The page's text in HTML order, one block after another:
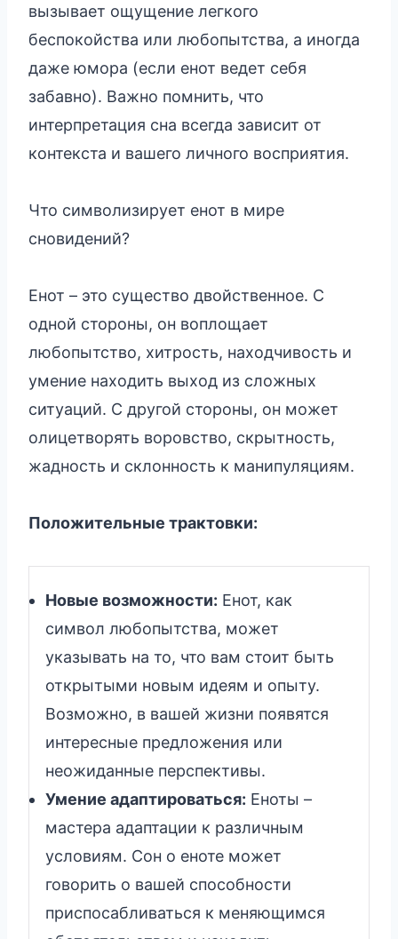
вызывает ощущение легкого
беспокойства или любопытства, а иногда
даже юмора (если енот ведет себя
забавно). Важно помнить, что
интерпретация сна всегда зависит от
контекста и вашего личного восприятия.
Что символизирует енот в мире
сновидений?
Енот – это существо двойственное. С
одной стороны, он воплощает
любопытство, хитрость, находчивость и
умение находить выход из сложных
ситуаций. С другой стороны, он может
олицетворять воровство, скрытность,
жадность и склонность к манипуляциям.
Положительные трактовки:
Новые возможности: Енот, как
символ любопытства, может
указывать на то, что вам стоит быть
открытыми новым идеям и опыту.
Возможно, в вашей жизни появятся
интересные предложения или
неожиданные перспективы.
Умение адаптироваться: Еноты –
мастера адаптации к различным
условиям. Сон о еноте может
говорить о вашей способности
приспосабливаться к меняющимся